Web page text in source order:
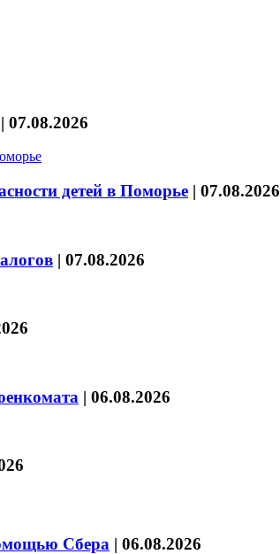
| 07.08.2026
детей в Поморье | 07.08.2026
| 07.08.2026
| 06.08.2026
Сбера | 06.08.2026